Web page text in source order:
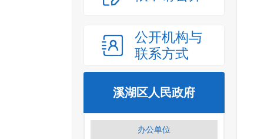
公开机构与
联系方式
溪湖区人民政府
办公单位